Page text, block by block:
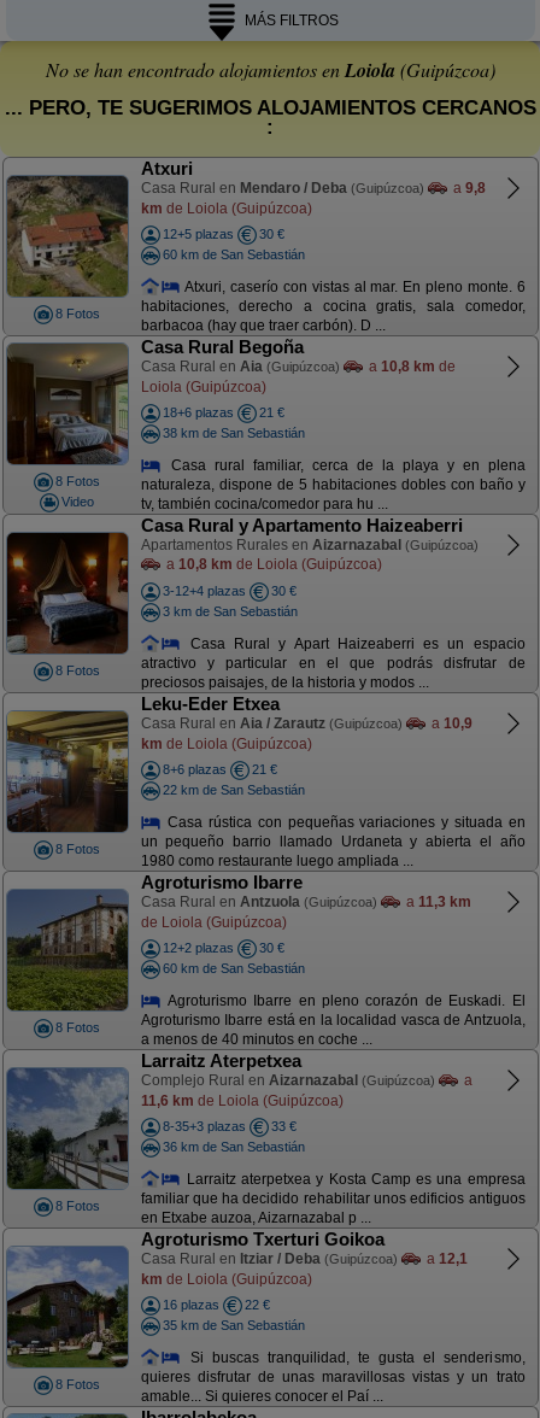
MÁS FILTROS
No se han encontrado alojamientos enLoiola (Guipúzcoa)
... PERO, TE SUGERIMOS ALOJAMIENTOS CERCANOS
:
8 Fotos
Atxuri
Casa Rural en Mendaro / Deba (Guipúzcoa) a 9,8
km de Loiola (Guipúzcoa)
12+5 plazas
30 €
60 km de San Sebastián
Atxuri, caserío con vistas al mar. En pleno monte. 6
habitaciones, derecho a cocina gratis, sala comedor,
barbacoa (hay que traer carbón). D ...
8 Fotos
Video
Casa Rural Begoña
Casa Rural en Aia (Guipúzcoa) a 10,8 km de
Loiola (Guipúzcoa)
18+6 plazas
21 €
38 km de San Sebastián
Casa rural familiar, cerca de la playa y en plena
naturaleza, dispone de 5 habitaciones dobles con baño y
tv, también cocina/comedor para hu ...
8 Fotos
Casa Rural y Apartamento Haizeaberri
Apartamentos Rurales en Aizarnazabal (Guipúzcoa)
a 10,8 km de Loiola (Guipúzcoa)
3-12+4 plazas
30 €
3 km de San Sebastián
Casa Rural y Apart Haizeaberri es un espacio
atractivo y particular en el que podrás disfrutar de
preciosos paisajes, de la historia y modos ...
8 Fotos
Leku-Eder Etxea
Casa Rural en Aia / Zarautz (Guipúzcoa) a 10,9
km de Loiola (Guipúzcoa)
8+6 plazas
21 €
22 km de San Sebastián
Casa rústica con pequeñas variaciones y situada en
un pequeño barrio llamado Urdaneta y abierta el año
1980 como restaurante luego ampliada ...
8 Fotos
Agroturismo Ibarre
Casa Rural en Antzuola (Guipúzcoa) a 11,3 km
de Loiola (Guipúzcoa)
12+2 plazas
30 €
60 km de San Sebastián
Agroturismo Ibarre en pleno corazón de Euskadi. El
Agroturismo Ibarre está en la localidad vasca de Antzuola,
a menos de 40 minutos en coche ...
8 Fotos
Larraitz Aterpetxea
Complejo Rural en Aizarnazabal (Guipúzcoa)
a
11,6 km de Loiola (Guipúzcoa)
8-35+3 plazas
33 €
36 km de San Sebastián
Larraitz aterpetxea y Kosta Camp es una empresa
familiar que ha decidido rehabilitar unos edificios antiguos
en Etxabe auzoa, Aizarnazabal p ...
8 Fotos
Agroturismo Txerturi Goikoa
Casa Rural en Itziar / Deba (Guipúzcoa) a 12,1
km de Loiola (Guipúzcoa)
16 plazas
22 €
35 km de San Sebastián
Si buscas tranquilidad, te gusta el senderismo,
quieres disfrutar de unas maravillosas vistas y un trato
amable... Si quieres conocer el Paí ...